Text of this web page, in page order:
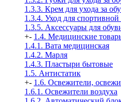
1.3.3. Крем для ухода за
1.3.4. Уход для
1.3.5. Аксессуары для
+- 1.4. Медицинские
1.4.1. Вата медицинская
1.4.2. Марля
1.4.3. Пластыри бытовые
1.5. Антистатик
+- 1.6. Освежители,
1.6.1. Освежители воздуха